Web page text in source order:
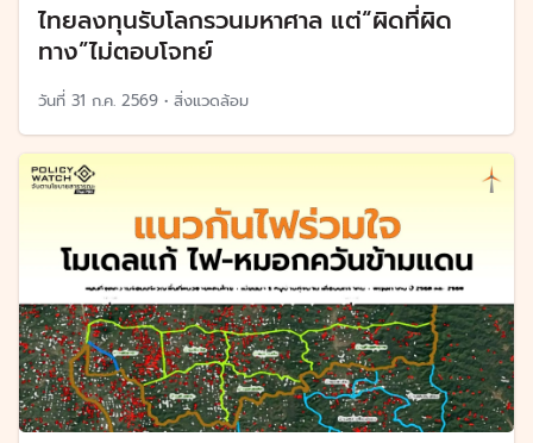
ไทยลงทุนรับโลกรวนมหาศาล แต่“ผิดที่ผิด
ทาง”ไม่ตอบโจทย์
วันที่ 31 ก.ค. 2569 • สิ่งแวดล้อม